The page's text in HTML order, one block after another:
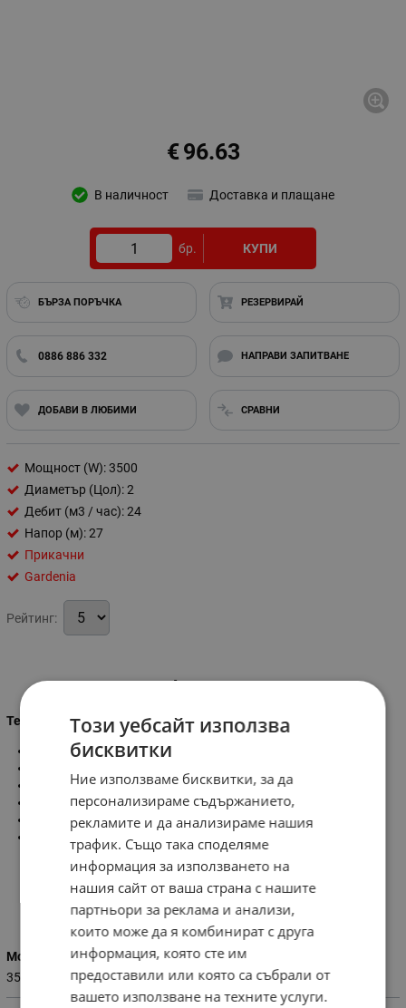
96.63
€
В наличност Доставка и плащане
бр. КУПИ
БЪРЗА ПОРЪЧКА РЕЗЕРВИРАЙ
0886 886 332 НАПРАВИ ЗАПИТВАНЕ
ДОБАВИ В ЛЮБИМИ СРАВНИ
Мощност (W): 3500
Диаметър (Цол): 2
Дебит (м3 / час): 24
Напор (м): 27
Прикачни
Gardenia
Рейтинг:
Информация
Технически характеристики:
Мощност:3.7 KW
Дълбочина:27 м.
Дебит:470 л./м.
Обороти:3600 об./мин.
12 кг.
Характеристики
Мощност (W)
3500
Този уебсайт използва
бисквитки
Ние използваме бисквитки, за да
персонализираме съдържанието,
рекламите и да анализираме нашия
трафик. Също така споделяме
информация за използването на
нашия сайт от ваша страна с нашите
партньори за реклама и анализи,
които може да я комбинират с друга
информация, която сте им
предоставили или която са събрали от
вашето използване на техните услуги.